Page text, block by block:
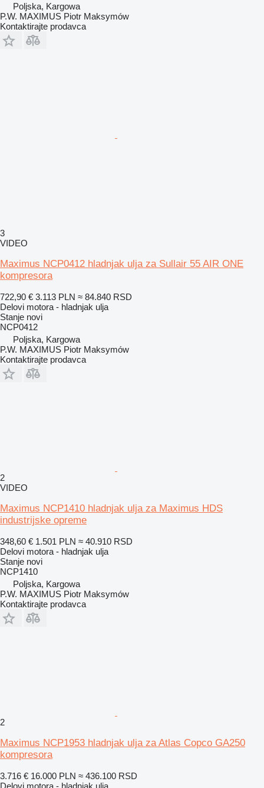
Poljska, Kargowa
P.W. MAXIMUS Piotr Maksymów
Kontaktirajte prodavca
3
VIDEO
Maximus NCP0412 hladnjak ulja za Sullair 55 AIR ONE
kompresora
722,90 € 3.113 PLN ≈ 84.840 RSD
Delovi motora - hladnjak ulja
Stanje novi
NCP0412
Poljska, Kargowa
P.W. MAXIMUS Piotr Maksymów
Kontaktirajte prodavca
2
VIDEO
Maximus NCP1410 hladnjak ulja za Maximus HDS
industrijske opreme
348,60 € 1.501 PLN ≈ 40.910 RSD
Delovi motora - hladnjak ulja
Stanje novi
NCP1410
Poljska, Kargowa
P.W. MAXIMUS Piotr Maksymów
Kontaktirajte prodavca
2
Maximus NCP1953 hladnjak ulja za Atlas Copco GA250
kompresora
3.716 € 16.000 PLN ≈ 436.100 RSD
Delovi motora - hladnjak ulja